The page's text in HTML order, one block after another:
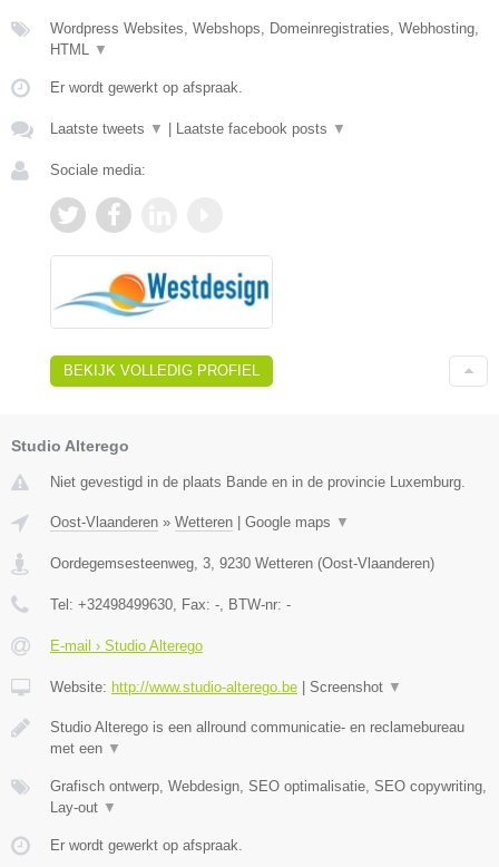
Wordpress Websites, Webshops, Domeinregistraties, Webhosting,
HTML ▼
Er wordt gewerkt op afspraak.
Laatste tweets ▼ Laatste facebook posts ▼
Sociale media:
BEKIJK VOLLEDIG PROFIEL
Studio Alterego
Niet gevestigd in de plaats Bande en in de provincie Luxemburg.
Oost-Vlaanderen » Wetteren Google maps ▼
Oordegemsesteenweg, 3, 9230 Wetteren (Oost-Vlaanderen)
Tel: +32498499630, Fax: -, BTW-nr: -
E-mail › Studio Alterego
Website: http://www.studio-alterego.be Screenshot ▼
Studio Alterego is een allround communicatie- en reclamebureau
met een ▼
Grafisch ontwerp, Webdesign, SEO optimalisatie, SEO copywriting,
Lay-out ▼
Er wordt gewerkt op afspraak.